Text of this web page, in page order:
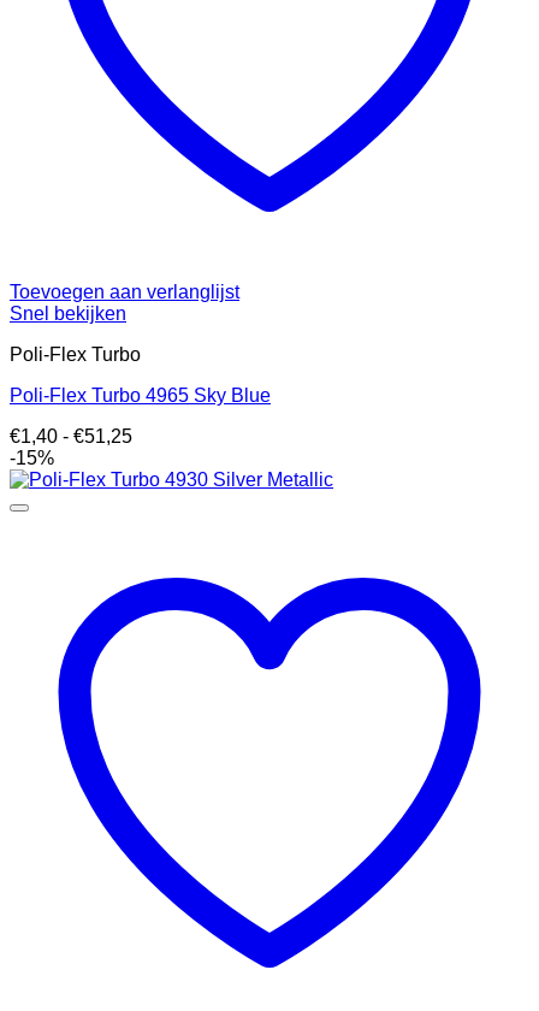
Toevoegen aan verlanglijst
Snel bekijken
Poli-Flex Turbo
Poli-Flex Turbo 4965 Sky Blue
€1,40 - €51,25Prijsklasse:
tot
-15%